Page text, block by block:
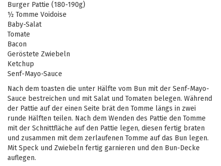
Burger Pattie (180-190g)
½ Tomme Voidoise
Baby-Salat
Tomate
Bacon
Geröstete Zwiebeln
Ketchup
Senf-Mayo-Sauce
Nach dem toasten die unter Hälfte vom Bun mit der Senf-Mayo-
Sauce bestreichen und mit Salat und Tomaten belegen. Während
der Pattie auf der einen Seite brät den Tomme längs in zwei
runde Hälften teilen. Nach dem Wenden des Pattie den Tomme
mit der Schnittfläche auf den Pattie legen, diesen fertig braten
und zusammen mit dem zerlaufenen Tomme auf das Bun legen.
Mit Speck und Zwiebeln fertig garnieren und den Bun-Decke
auflegen.